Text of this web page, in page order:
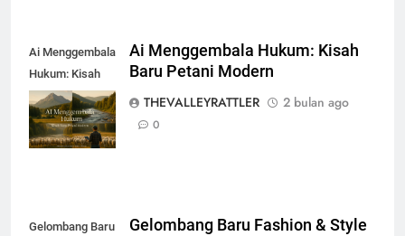
Ai Menggembala
Hukum: Kisah
Baru Petani
Modern
Ai Menggembala Hukum: Kisah
Baru Petani Modern
THEVALLEYRATTLER
2 bulan ago
0
Gelombang Baru
Gelombang Baru Fashion & Style